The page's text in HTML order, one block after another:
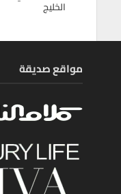
الخليج
مواقع صديقة